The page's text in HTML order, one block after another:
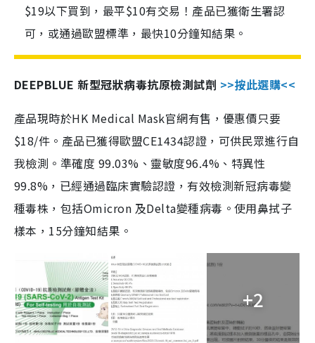
$19以下買到，最平$10有交易！產品已獲衛生署認
可，或通過歐盟標準，最快10分鐘知結果。
DEEPBLUE 新型冠狀病毒抗原檢測試劑 >>按此選購<<
產品現時於HK Medical Mask官網有售，優惠價只要
$18/件。產品已獲得歐盟CE1434認證，可供民眾進行自
我檢測。準確度 99.03%、靈敏度96.4%、特異性
99.8%，已經通過臨床實驗認證，有效檢測新冠病毒變
種毒株，包括Omicron 及Delta變種病毒。使用鼻拭子
樣本，15分鐘知結果。
+2